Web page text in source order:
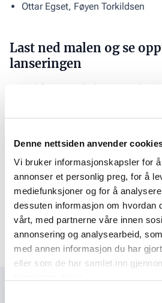
Denne nettsiden anvender
Vi bruker informasjonskapsler for
annonser et personlig preg, for å
mediefunksjoner og for å
dessuten informasjon om hvordan
vårt, med partnerne våre innen
annonsering og analysearbeid,
med annen informasjon du har
eller som de har samlet inn
Ottar Egset, Føyen Torkildsen
Last ned malen og se
lanseringen
Mal for generelle bestemmelser i
Del denne artikkelen:
Kopier lenke
Publisert
Emner
By- og stedsutvikling